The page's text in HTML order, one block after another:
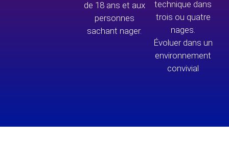
de 18 ans et aux
personnes
sachant nager.
technique dans
trois ou quatre
nages.
Évoluer dans un
environnement
convivial